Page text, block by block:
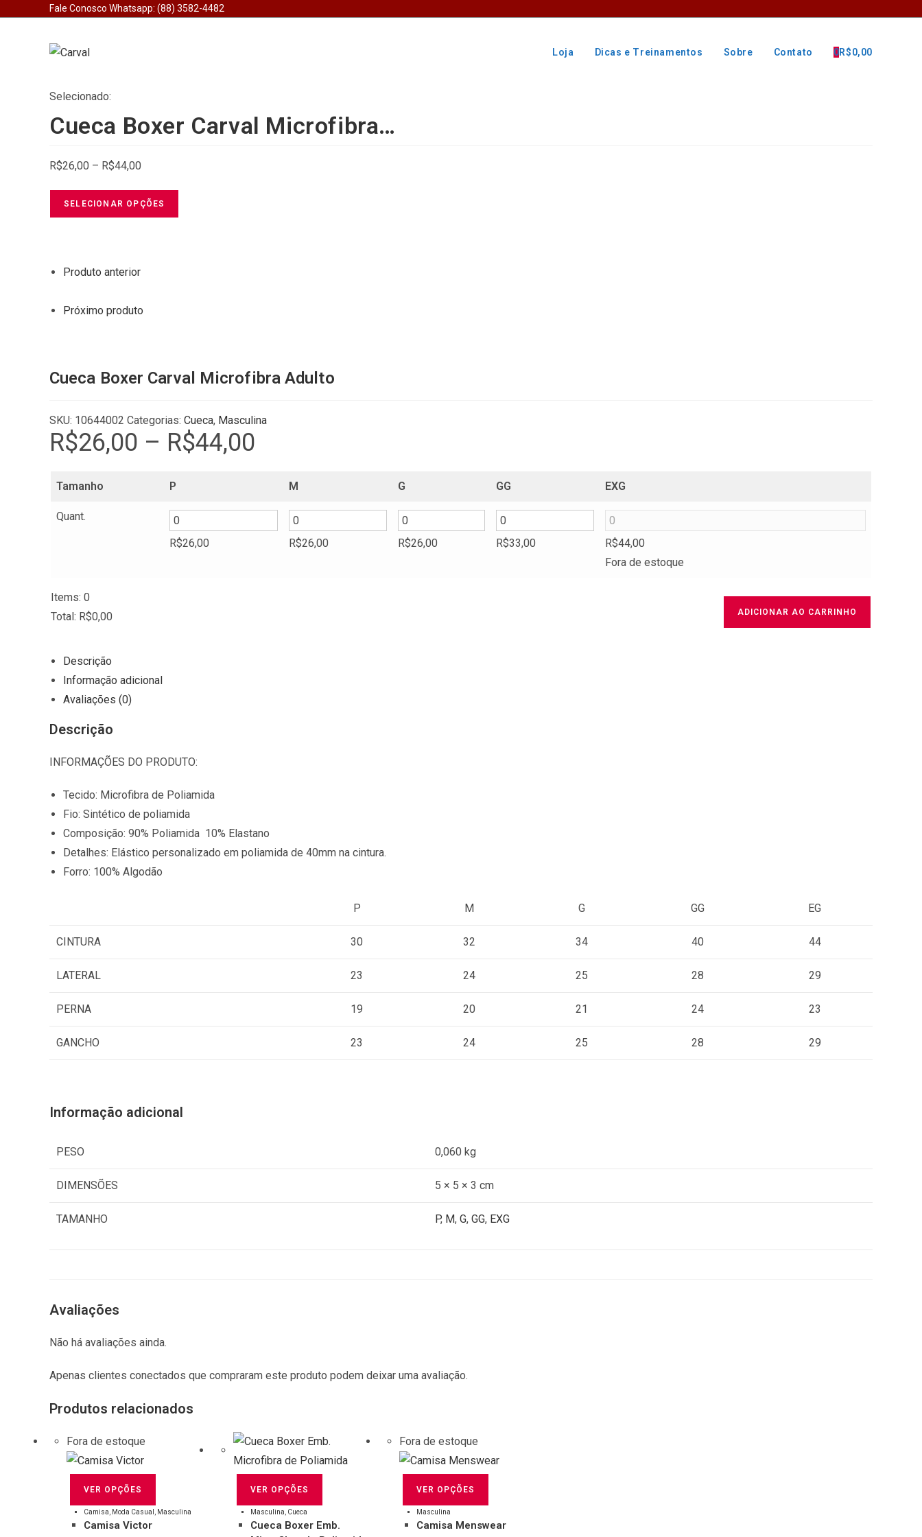
Fale Conosco Whatsapp: (88) 3582-4482
Loja Dicas e Treinamentos Sobre Contato 0R$0,00
Selecionado:
Cueca Boxer Carval Microfibra…
R$26,00 – R$44,00
R$26,00
through
SELECIONAR OPÇÕES
Produto anterior
Próximo produto
Cueca Boxer Carval Microfibra Adulto
SKU: 10644002 Categorias: Cueca, Masculina
R$26,00 – R$44,00
Tamanho P M G GG EXG
Quant.
R$26,00 R$26,00 R$26,00 R$33,00 R$44,00
Fora de estoque
Items: 0
Total: R$0,00
s
T
0
ADICIONAR AO CARRINHO
Descrição
Informação adicional
Avaliações (0)
Descrição
INFORMAÇÕES DO PRODUTO:
Tecido: Microfibra de Poliamida
Fio: Sintético de poliamida
Composição: 90% Poliamida 10% Elastano
Detalhes: Elástico personalizado em poliamida de 40mm na cintura.
Forro: 100% Algodão
P M G GG EG
CINTURA 30 32 34 40 44
LATERAL 23 24 25 28 29
PERNA 19 20 21 24 23
GANCHO 23 24 25 28 29
Informação adicional
PESO 0,060 kg
DIMENSÕES 5 × 5 × 3 cm
TAMANHO P, M, G, GG, EXG
Avaliações
Não há avaliações ainda.
Apenas clientes conectados que compraram este produto podem deixar uma avaliação.
Produtos relacionados
Fora de estoque
VER OPÇÕES
tem
Camisa, Moda Casual , Masculina
Camisa Victor
VER OPÇÕES
várias
Masculina Cueca
Cueca Boxer Emb.
Fora de estoque
VER OPÇÕES
várias
Masculina
Camisa Menswear